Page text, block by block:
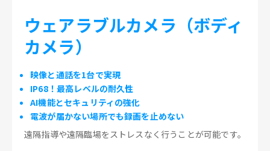
ウェアラブルカメラ（ボディ
カメラ）
映像と通話を1台で実現
IP68！最高レベルの耐久性
AI機能とセキュリティの強化
電波が届かない場所でも録画を止めない
遠隔指導や遠隔臨場をストレスなく行うことが可能です。